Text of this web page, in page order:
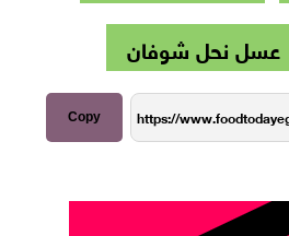
عسل نحل شوفان
Copy